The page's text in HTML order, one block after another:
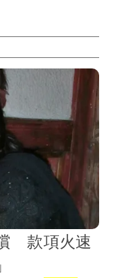
款項火速